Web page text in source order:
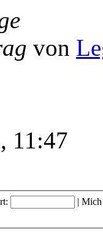
von
11:47
| Mich